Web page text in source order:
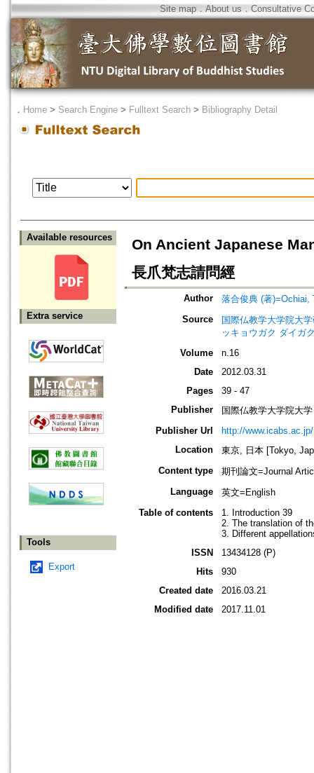
Site map．About us ． Consultative
． Home > Search Engine > Fulltext Search > Bibliography Detail
Available resources
Extra service
Tools
Export
On Ancient Japanese
長爪梵志請問經
Author
落合俊典 (著)=Ochiai,
Source
国際仏教学大学院大
ッキョウガク ダイガ
Volume
n.16
Date
2012.03.31
Pages
39 - 47
Publisher
国際仏教学大学院大学
Publisher Url
http://www.icabs.ac.jp/
Location
東京, 日本 [Tokyo,
Content type
期刊論文=Journal
Language
英文=English
Table of contents
1. Introduction 39
2. The translation of
3. Different
ISSN
13434128 (P)
Hits
930
Created date
2016.03.21
Modified date
2017.11.01